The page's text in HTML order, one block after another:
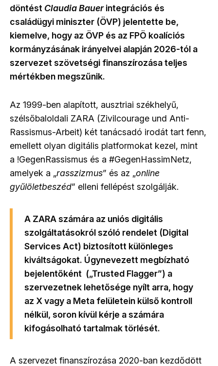
döntést Claudia Bauerintegrációs és
családügyi miniszter (ÖVP) jelentette be,
kiemelve, hogy az ÖVP és az FPÖ koalíciós
kormányzásának irányelvei alapján 2026-tól a
szervezet szövetségi finanszírozása teljes
mértékben megszűnik.
Az 1999-ben alapított, ausztriai székhelyű,
szélsőbaloldali ZARA (Zivilcourage und Anti-
Rassismus-Arbeit) két tanácsadó irodát tart fenn,
emellett olyan digitális platformokat kezel, mint
a !GegenRassismus és a #GegenHassimNetz,
amelyek a „rasszizmus” és az „online
gyűlöletbeszéd” elleni fellépést szolgálják.
A ZARAszámára az uniós digitális
szolgáltatásokról szóló rendelet (Digital
Services Act) biztosított különleges
kiváltságokat. Úgynevezett megbízható
bejelentőként („Trusted Flagger”) a
szervezetnek lehetősége nyílt arra, hogy
az Xvagy a Meta felületein külső kontroll
nélkül, soron kívül kérje a számára
kifogásolható tartalmak törlését.
A szervezet finanszírozása 2020-ban kezdődött